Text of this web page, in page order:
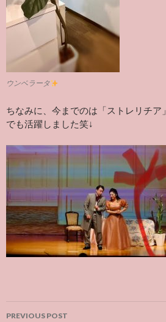
ウンベラータ
ちなみに、今までのは「ストレリチア」
でも活躍しました笑↓
Post
PREVIOUS POST